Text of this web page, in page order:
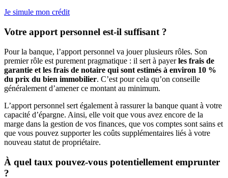
Je simule mon crédit
Votre apport personnel est-il suffisant ?
Pour la banque, l’apport personnel va jouer plusieurs rôles. Son
premier rôle est purement pragmatique : il sert à payerles frais de
garantie et les frais de notaire qui sont estimés à environ 10 %
du prix du bien immobilier. C’est pour cela qu’on conseille
généralement d’amener ce montant au minimum.
L’apport personnel sert également à rassurer la banque quant à votre
capacité d’épargne. Ainsi, elle voit que vous avez encore de la
marge dans la gestion de vos finances, que vos comptes sont sains et
que vous pouvez supporter les coûts supplémentaires liés à votre
nouveau statut de propriétaire.
À quel taux pouvez-vous potentiellement emprunter
?